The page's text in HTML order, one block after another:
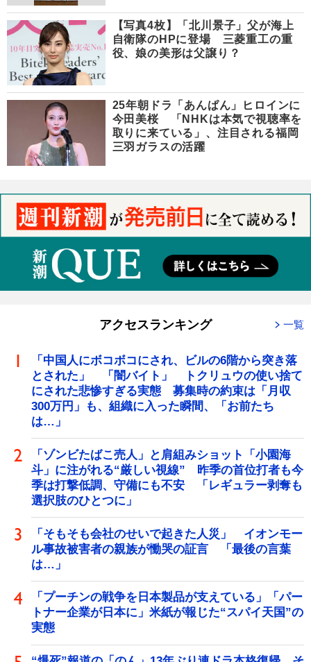
【写真4枚】「北川景子」父が海上
自衛隊のHPに登場 三菱重工の重
役、娘の美形は父譲り？
25年朝ドラ「あんぱん」ヒロインに
今田美桜 「NHKは本気で視聴率を
取りに来ている」、注目される福岡
三羽ガラスの活躍
アクセスランキング 一覧
「中国人にボコボコにされ、ビルの6階から突き落
とされた」 「闇バイト」 トクリュウの使い捨て
にされた悲惨すぎる実態 募集時の約束は「月収
300万円」も、組織に入った瞬間、「お前たち
は…」
「ゾンビたばこ売人」と肩組みショット「小園海
斗」に注がれる“厳しい視線” 昨季の首位打者も今
季は打撃低調、守備にも不安 「レギュラー剥奪も
選択肢のひとつに」
「そもそも会社のせいで起きた人災」 イオンモー
ル事故被害者の親族が慟哭の証言 「最後の言葉
は…」
「プーチンの戦争を日本製品が支えている」「パー
トナー企業が日本に」米紙が報じた“スパイ天国”の
実態